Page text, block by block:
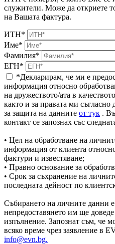
служители. Може да откриете
на Вашата фактура.
ИТН*
Име*
Фамилия*
ЕГН*
*Декларирам, че ми е
информация относно
на дружеството/ата в
както и за правата ми съгласно
за защита на данните от тук .
контакт се запознах със
• Цел на обработване на
информация от клиента
фактури и известяване;
• Правно основание за
• Срок за съхранение на
последната дейност по
Събирането на личните данни
непредоставянето им ще
изпълнение. Запознат съм, че
всяко време чрез заявление в
info@evn.bg.